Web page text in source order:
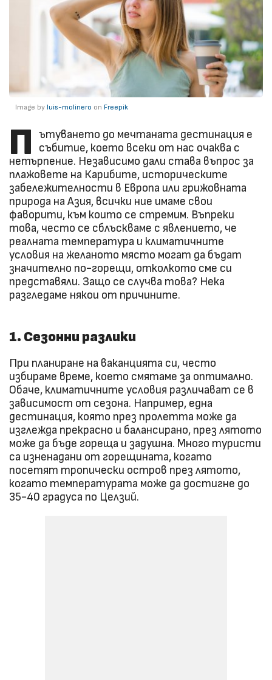
Image by luis-molinero on Freepik
П
ътуването до мечтаната дестинация е
събитие, което всеки от нас очаква с
нетърпение. Независимо дали става въпрос за
плажовете на Карибите, историческите
забележителности в Европа или грижовната
природа на Азия, всички ние имаме свои
фаворити, към които се стремим. Въпреки
това, често се сблъскваме с явлението, че
реалната температура и климатичните
условия на желаното място могат да бъдат
значително по-горещи, отколкото сме си
представяли. Защо се случва това? Нека
разгледаме някои от причините.
1. Сезонни разлики
При планиране на ваканцията си, често
избираме време, което смятаме за оптимално.
Обаче, климатичните условия различават се в
зависимост от сезона. Например, една
дестинация, която през пролетта може да
изглежда прекрасно и балансирано, през лятото
може да бъде гореща и задушна. Много туристи
са изненадани от горещината, когато
посетят тропически остров през лятото,
когато температурата може да достигне до
35-40 градуса по Целзий.